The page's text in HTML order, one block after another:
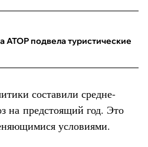
АТОР подвела туристические
составили средне-
на предстоящий год. Это
условиями.